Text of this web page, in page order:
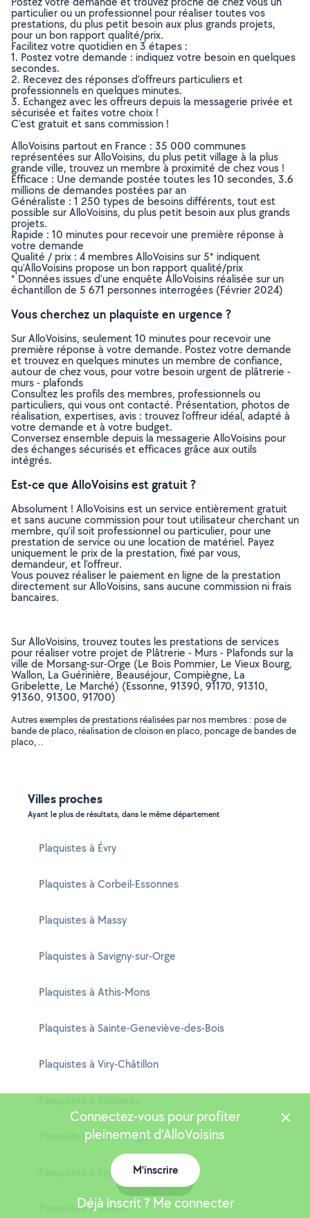
particulier ou un professionnel pour réaliser toutes vos
prestations, du plus petit besoin aux plus grands projets,
pour un bon rapport qualité/prix.
Facilitez votre quotidien en 3 étapes :
1. Postez votre demande : indiquez votre besoin en quelques
secondes.
2. Recevez des réponses d’offreurs particuliers et
professionnels en quelques minutes.
3. Echangez avec les offreurs depuis la messagerie privée et
sécurisée et faites votre choix !
C’est gratuit et sans commission !
AlloVoisins partout en France : 35 000 communes
représentées sur AlloVoisins, du plus petit village à la plus
grande ville, trouvez un membre à proximité de chez vous !
Efficace : Une demande postée toutes les 10 secondes, 3.6
millions de demandes postées par an
Généraliste : 1 250 types de besoins différents, tout est
possible sur AlloVoisins, du plus petit besoin aux plus grands
projets.
Rapide : 10 minutes pour recevoir une première réponse à
votre demande
Qualité / prix : 4 membres AlloVoisins sur 5* indiquent
qu’AlloVoisins propose un bon rapport qualité/prix
* Données issues d’une enquête AlloVoisins réalisée sur un
échantillon de 5 671 personnes interrogées (Février 2024)
Vous cherchez un plaquiste en urgence ?
Sur AlloVoisins, seulement 10 minutes pour recevoir une
première réponse à votre demande. Postez votre demande
et trouvez en quelques minutes un membre de confiance,
autour de chez vous, pour votre besoin urgent de plâtrerie -
murs - plafonds
Consultez les profils des membres, professionnels ou
particuliers, qui vous ont contacté. Présentation, photos de
réalisation, expertises, avis : trouvez l'offreur idéal, adapté à
votre demande et à votre budget.
Conversez ensemble depuis la messagerie AlloVoisins pour
des échanges sécurisés et efficaces grâce aux outils
intégrés.
Est-ce que AlloVoisins est gratuit ?
Absolument ! AlloVoisins est un service entièrement gratuit
et sans aucune commission pour tout utilisateur cherchant un
membre, qu’il soit professionnel ou particulier, pour une
prestation de service ou une location de matériel. Payez
uniquement le prix de la prestation, fixé par vous,
demandeur, et l’offreur.
Vous pouvez réaliser le paiement en ligne de la prestation
directement sur AlloVoisins, sans aucune commission ni frais
bancaires.
Sur AlloVoisins, trouvez toutes les prestations de services
pour réaliser votre projet de Plâtrerie - Murs - Plafonds sur la
ville de Morsang-sur-Orge (Le Bois Pommier, Le Vieux Bourg,
Wallon, La Guérinière, Beauséjour, Compiègne, La
Gribelette, Le Marché) (Essonne, 91390, 91170, 91310,
91360, 91300, 91700)
Autres exemples de prestations réalisées par nos membres : pose de
bande de placo, réalisation de cloison en placo, poncage de bandes de
placo, ..
Villes proches
Ayant le plus de résultats, dans le même département
Plaquistes à Évry
Plaquistes à Corbeil-Essonnes
Plaquistes à Massy
Plaquistes à Savigny-sur-Orge
Plaquistes à Athis-Mons
Plaquistes à Sainte-Geneviève-des-Bois
Plaquistes à Viry-Châtillon
Plaquistes à Ris-Orangis
Plaquistes à Vigneux-sur-Seine
Plaquistes à Yerres
Connectez-vous pour profiter
pleinement d'AlloVoisins
M'inscrire
Déjà inscrit ? Me connecter